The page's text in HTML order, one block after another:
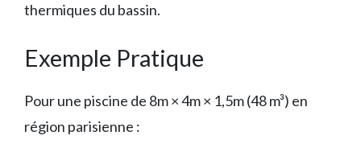
thermiques du bassin.
Exemple Pratique
Pour une piscine de 8m × 4m × 1,5m (48 m³) en
région parisienne :